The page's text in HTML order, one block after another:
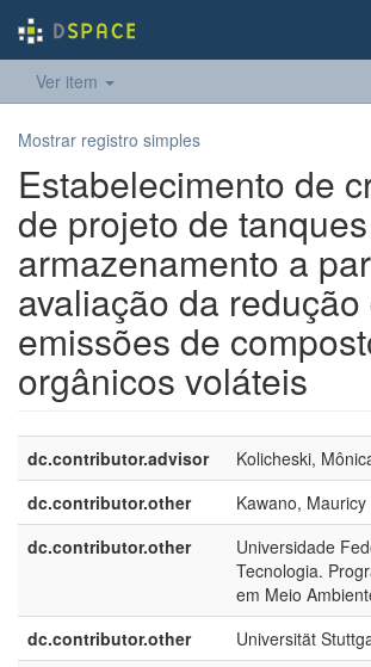
Ver item
Mostrar registro simples
Estabelecimento de
de projeto de
armazenamento a
avaliação da redução
emissões de
orgânicos voláteis
dc.contributor.advisor
Kolicheski,
dc.contributor.other
Kawano, Mauricy
dc.contributor.other
Universidade
Tecnologia.
em Meio
dc.contributor.other
Universität